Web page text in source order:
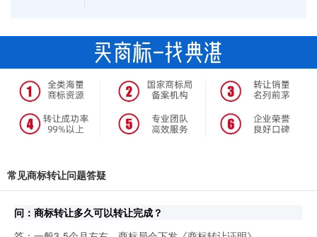
常见商标转让问题答疑
问：商标转让多久可以转让完成？